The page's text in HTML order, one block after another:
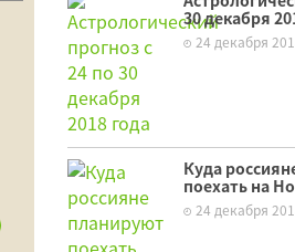
30 декабря
24 декабря
Куда
поехать на
24 декабря